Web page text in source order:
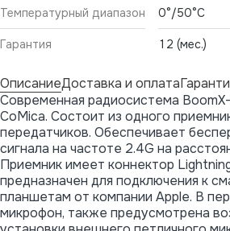
Температурный диапазон 0°/50°С
Гарантия 12 (мес.)
ОписаниеДоставка и оплата
Современная радиосистема
CoMica. Состоит из одного
передатчиков. Обеспечивает
сигнала на частоте 2.4G на
Приемник имеет коннектор
предназначен для подключения к
планшетам от компании Apple. В
микрофон, также предусмотрена